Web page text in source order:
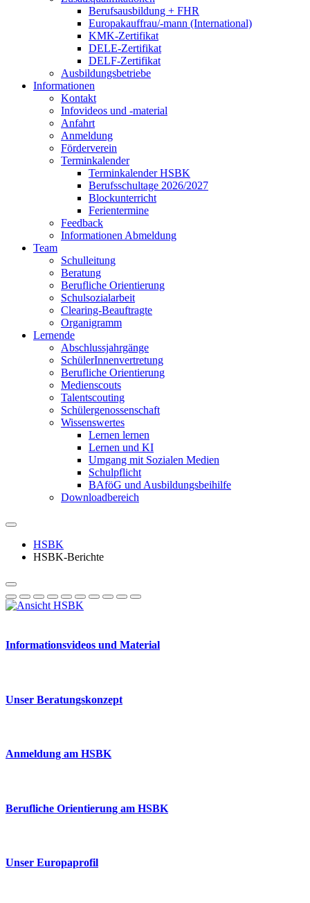
Berufsausbildung + FHR
Europakauffrau/-mann (International)
KMK-Zertifikat
DELE-Zertifikat
DELF-Zertifikat
Ausbildungsbetriebe
Informationen
Kontakt
Infovideos und -material
Anfahrt
Anmeldung
Förderverein
Terminkalender
Terminkalender HSBK
Berufsschultage 2026/2027
Blockunterricht
Ferientermine
Feedback
Informationen Abmeldung
Team
Schulleitung
Beratung
Berufliche Orientierung
Schulsozialarbeit
Clearing-Beauftragte
Organigramm
Lernende
Abschlussjahrgänge
SchülerInnenvertretung
Berufliche Orientierung
Medienscouts
Talentscouting
Schüler­genossen­schaft
Wissenswertes
Lernen lernen
Lernen und KI
Umgang mit Sozialen Medien
Schulpflicht
BAföG und Ausbildungsbeihilfe
Downloadbereich
HSBK
HSBK-Berichte
Informationsvideos und Material
Unser Beratungskonzept
Anmeldung am HSBK
Berufliche Orientierung am HSBK
Unser Europaprofil